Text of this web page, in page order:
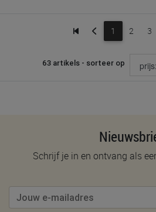
1 2 3
63 artikels - sorteer op
Schrijf je in en ontvang als